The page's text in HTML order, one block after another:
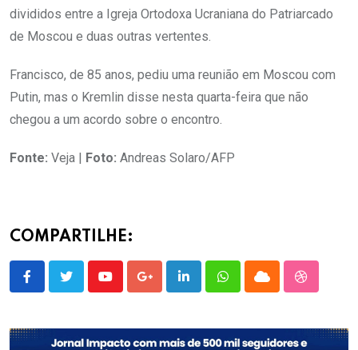
divididos entre a Igreja Ortodoxa Ucraniana do Patriarcado
de Moscou e duas outras vertentes.
Francisco, de 85 anos, pediu uma reunião em Moscou com
Putin, mas o Kremlin disse nesta quarta-feira que não
chegou a um acordo sobre o encontro.
Fonte: Veja | Foto: Andreas Solaro/AFP
COMPARTILHE:
YoutubeGoogle+LinkedInWhatsappCloud